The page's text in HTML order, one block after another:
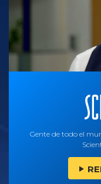
Gente de todo el